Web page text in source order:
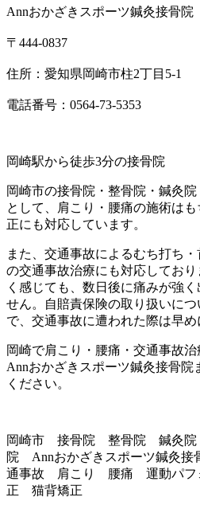
Annおかざきスポーツ鍼灸接骨院
〒444-0837
住所：愛知県岡崎市柱2丁目5-1
電話番号：0564-73-5353
岡崎駅から徒歩3分の接骨院
岡崎市の接骨院・整骨院・鍼灸
として、肩こり・腰痛の施術は
正にも対応しています。
また、交通事故によるむち打ち
の交通事故治療にも対応してお
く感じても、数日後に痛みが強
せん。自賠責保険の取り扱いに
で、交通事故に遭われた際は早め
岡崎で肩こり・腰痛・交通事故
Annおかざきスポーツ鍼灸接骨院
ください。
岡崎市 接骨院 整骨院 鍼灸
院 Annおかざきスポーツ鍼灸
通事故 肩こり 腰痛 運動パフ
正 猫背矯正